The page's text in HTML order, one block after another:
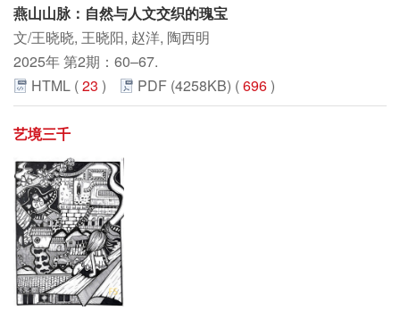
燕山山脉：自然与人文交织的瑰宝
文/王晓晓, 王晓阳, 赵洋, 陶西明
2025年 第2期：60–67.
HTML (23 ) PDF (4258KB) (696)
艺境三千